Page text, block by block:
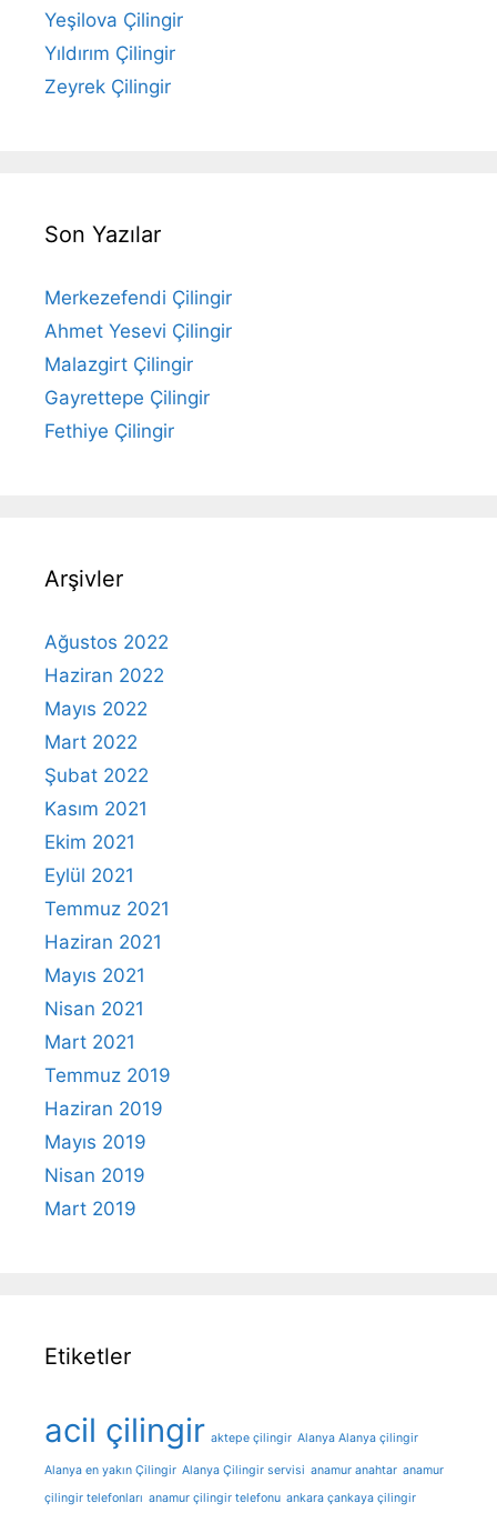
Yeşilova Çilingir
Yıldırım Çilingir
Zeyrek Çilingir
Son Yazılar
Merkezefendi Çilingir
Ahmet Yesevi Çilingir
Malazgirt Çilingir
Gayrettepe Çilingir
Fethiye Çilingir
Arşivler
Ağustos 2022
Haziran 2022
Mayıs 2022
Mart 2022
Şubat 2022
Kasım 2021
Ekim 2021
Eylül 2021
Temmuz 2021
Haziran 2021
Mayıs 2021
Nisan 2021
Mart 2021
Temmuz 2019
Haziran 2019
Mayıs 2019
Nisan 2019
Mart 2019
Etiketler
acil çilingir aktepe çilingir Alanya Alanya çilingir
Alanya en yakın Çilingir Alanya Çilingir servisi anamur anahtar anamur
çilingir telefonları anamur çilingir telefonu ankara çankaya çilingir